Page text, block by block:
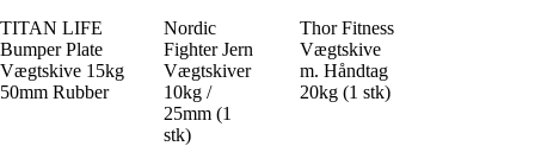
TITAN LIFE
Bumper Plate
Vægtskive 15kg
50mm Rubber
Nordic
Fighter Jern
Vægtskiver
10kg /
25mm (1
stk)
Thor Fitness
Vægtskive
m. Håndtag
20kg (1 stk)